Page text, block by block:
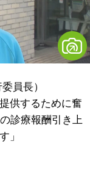
員長）
供するために奮
診療報酬引き上
」